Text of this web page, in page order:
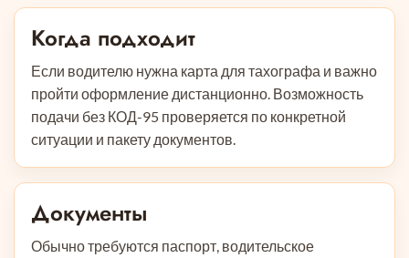
Когда подходит
Если водителю нужна карта для тахографа и важно
пройти оформление дистанционно. Возможность
подачи без КОД-95 проверяется по конкретной
ситуации и пакету документов.
Документы
Обычно требуются паспорт, водительское